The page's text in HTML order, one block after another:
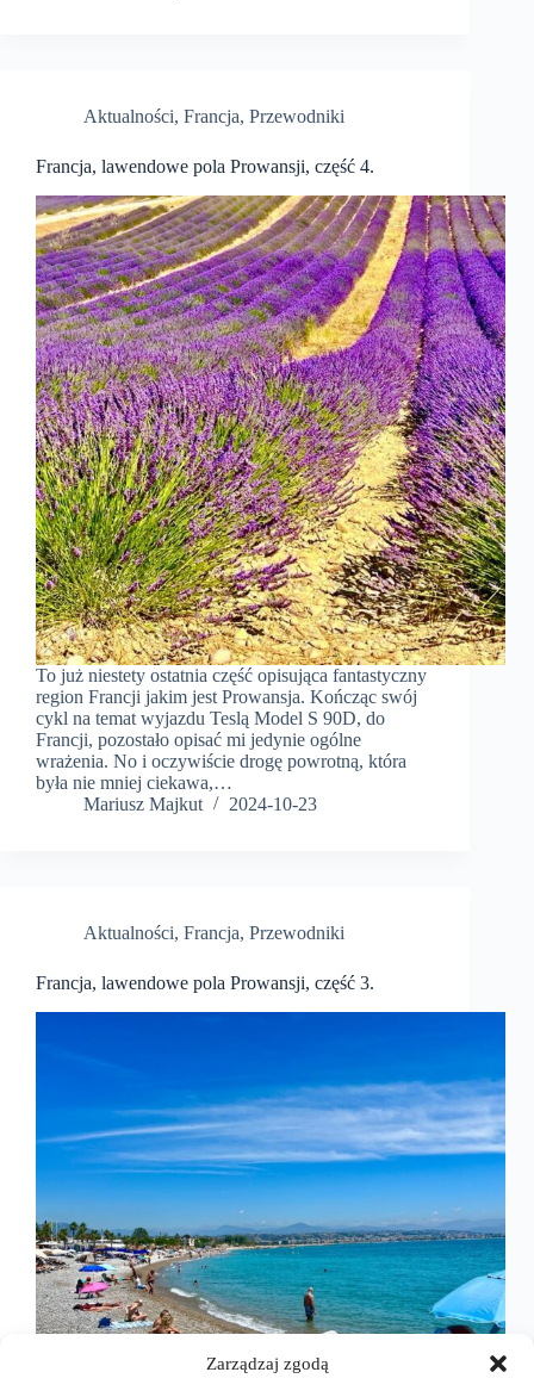
Zarządzaj zgodą
Aktualności, Francja, Przewodniki
Francja, lawendowe pola Prowansji, część 4.
To już niestety ostatnia część opisująca fantastyczny
region Francji jakim jest Prowansja. Kończąc swój
cykl na temat wyjazdu Teslą Model S 90D, do
Francji, pozostało opisać mi jedynie ogólne
wrażenia. No i oczywiście drogę powrotną, która
była nie mniej ciekawa,…
Mariusz Majkut
2024-10-23
Aktualności, Francja, Przewodniki
Francja, lawendowe pola Prowansji, część 3.